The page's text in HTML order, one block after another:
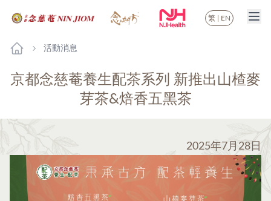
繁 EN
活動消息
京都念慈菴養生配茶系列 新推出山楂麥
芽茶&焙香五黑茶
2025年7月28日